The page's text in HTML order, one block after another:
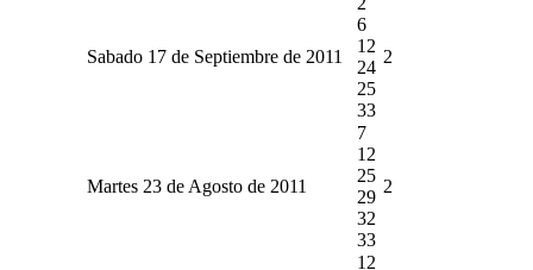
Sabado 17 de Septiembre de 2011
6
12
24
25
33
2
Martes 23 de Agosto de 2011
7
12
25
29
32
33
2
12